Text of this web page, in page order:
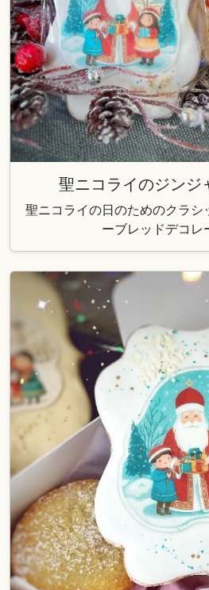
聖ニコライのジンジ
聖ニコライの日のためのクラシ
ーブレッドデコレ